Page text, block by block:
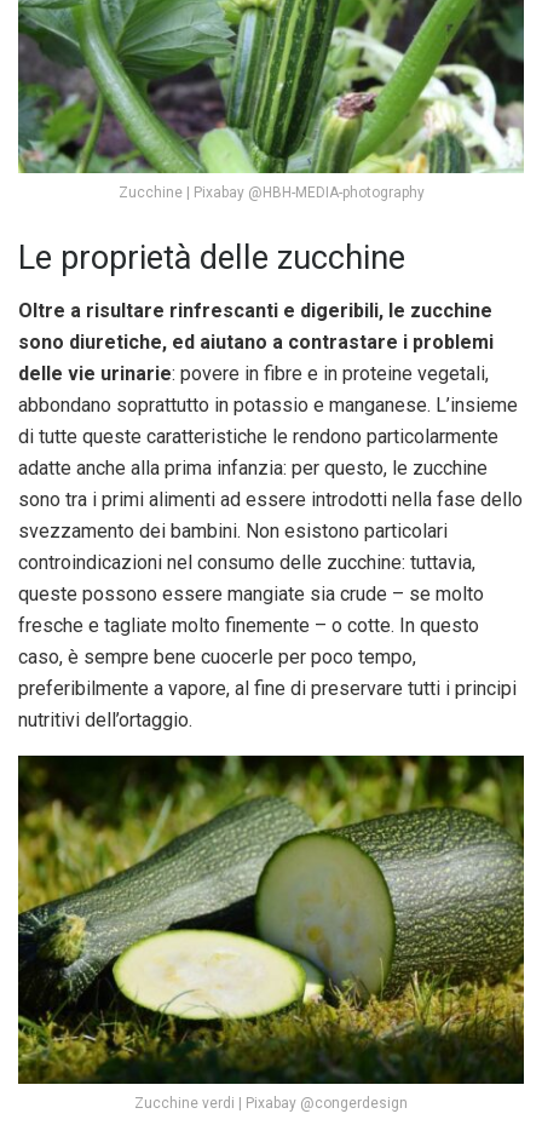
Zucchine | Pixabay @HBH-MEDIA-photography
Le proprietà delle zucchine
Oltre a risultare rinfrescanti e digeribili, le zucchine
sono diuretiche, ed aiutano a contrastare i problemi
delle vie urinarie: povere in fibre e in proteine vegetali,
abbondano soprattutto in potassio e manganese. L’insieme
di tutte queste caratteristiche le rendono particolarmente
adatte anche alla prima infanzia: per questo, le zucchine
sono tra i primi alimenti ad essere introdotti nella fase dello
svezzamento dei bambini. Non esistono particolari
controindicazioni nel consumo delle zucchine: tuttavia,
queste possono essere mangiate sia crude – se molto
fresche e tagliate molto finemente – o cotte. In questo
caso, è sempre bene cuocerle per poco tempo,
preferibilmente a vapore, al fine di preservare tutti i principi
nutritivi dell’ortaggio.
Zucchine verdi | Pixabay @congerdesign